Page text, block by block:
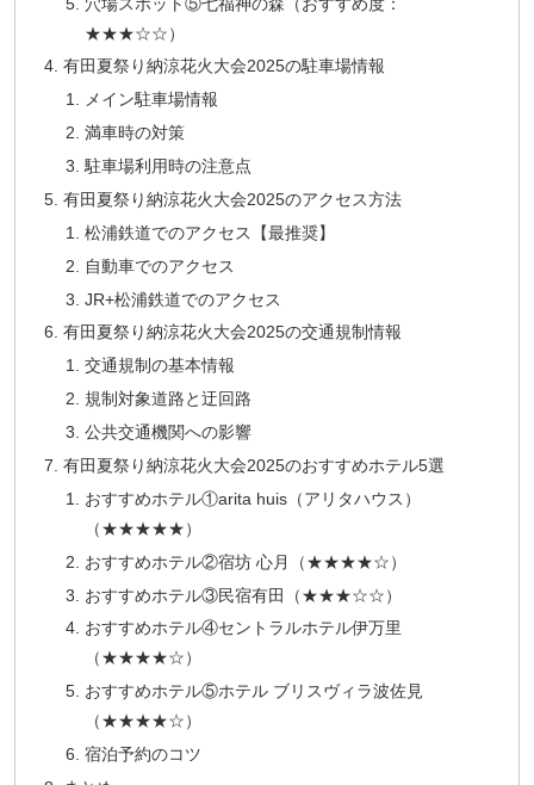
★★★☆☆）
有田夏祭り納涼花火大会2025の駐車場情報
メイン駐車場情報
満車時の対策
駐車場利用時の注意点
有田夏祭り納涼花火大会2025のアクセス方法
松浦鉄道でのアクセス【最推奨】
自動車でのアクセス
JR+松浦鉄道でのアクセス
有田夏祭り納涼花火大会2025の交通規制情報
交通規制の基本情報
規制対象道路と迂回路
公共交通機関への影響
有田夏祭り納涼花火大会2025のおすすめホテル5選
おすすめホテル①arita huis（アリタハウス）
（★★★★★）
おすすめホテル②宿坊 心月（★★★★☆）
おすすめホテル③民宿有田（★★★☆☆）
おすすめホテル④セントラルホテル伊万里
（★★★★☆）
おすすめホテル⑤ホテル ブリスヴィラ波佐見
（★★★★☆）
宿泊予約のコツ